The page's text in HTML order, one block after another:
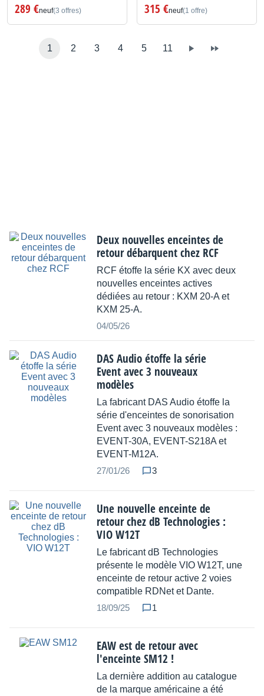
289 €neuf(3 offres) 315 €neuf(1 offre)
1 2 3 4 5 11
Deux nouvelles enceintes de
retour débarquent chez RCF
RCF étoffe la série KX avec deux
nouvelles enceintes actives
dédiées au retour : KXM 20-A et
KXM 25-A.
04/05/26
DAS Audio étoffe la série
Event avec 3 nouveaux
modèles
La fabricant DAS Audio étoffe la
série d'enceintes de sonorisation
Event avec 3 nouveaux modèles :
EVENT-30A, EVENT-S218A et
EVENT-M12A.
27/01/26
3
Une nouvelle enceinte de
retour chez dB Technologies :
VIO W12T
Le fabricant dB Technologies
présente le modèle VIO W12T, une
enceinte de retour active 2 voies
compatible RDNet et Dante.
18/09/25
1
EAW est de retour avec
l'enceinte SM12 !
La dernière addition au catalogue
de la marque américaine a été